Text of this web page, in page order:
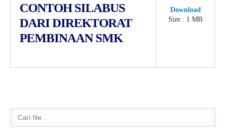
CONTOH SILABUS
DARI DIREKTORAT
PEMBINAAN SMK
Download
Size : 1 MB